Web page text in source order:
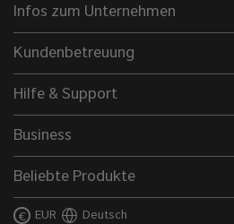
Infos zum Unternehmen
Kundenbetreuung
Hilfe & Support
Business
Beliebte Produkte
€ EUR Deutsch